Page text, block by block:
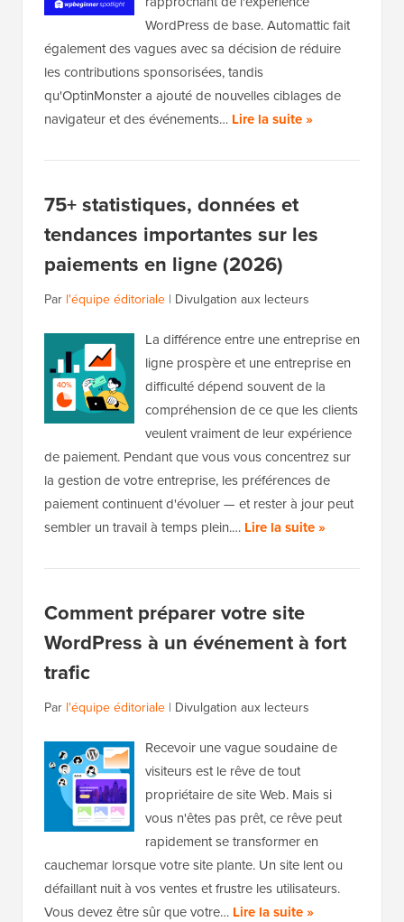
WordPress de base. Automattic fait
également des vagues avec sa décision de réduire
les contributions sponsorisées, tandis
qu'OptinMonster a ajouté de nouvelles ciblages de
navigateur et des événements… Lire la suite »
75+ statistiques, données et
tendances importantes sur les
paiements en ligne (2026)
Par l'équipe éditoriale | Divulgation aux lecteurs
La différence entre une entreprise en
ligne prospère et une entreprise en
difficulté dépend souvent de la
compréhension de ce que les clients
veulent vraiment de leur expérience
de paiement. Pendant que vous vous concentrez sur
la gestion de votre entreprise, les préférences de
paiement continuent d'évoluer — et rester à jour peut
sembler un travail à temps plein.… Lire la suite »
Comment préparer votre site
WordPress à un événement à fort
trafic
Par l'équipe éditoriale | Divulgation aux lecteurs
Recevoir une vague soudaine de
visiteurs est le rêve de tout
propriétaire de site Web. Mais si
vous n'êtes pas prêt, ce rêve peut
rapidement se transformer en
cauchemar lorsque votre site plante. Un site lent ou
défaillant nuit à vos ventes et frustre les utilisateurs.
Vous devez être sûr que votre… Lire la suite »